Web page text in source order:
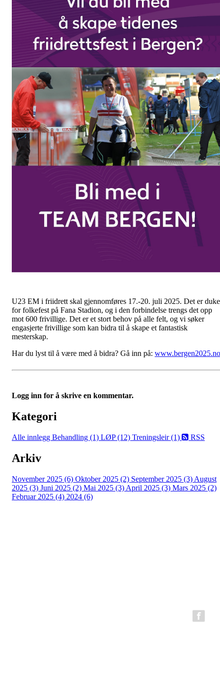
U23 EM i friidrett skal gjennomføres 17.-20. juli 2025. Det er
for folkefest på Fana Stadion, og i den forbindelse trengs det opp
mot 600 frivillige. Det er et stort behov på alle felt, og vi søker
engasjerte frivillige som kan bidra til å skape et fantastisk
mesterskap.
Har du lyst til å være med å bidra? Gå inn på: www.bergen2025.no
Logg inn for å skrive en kommentar.
Kategori
Alle innlegg Behandling (1) LØP (12) Treningsleir (1) RSS
Arkiv
November 2025 (6) Oktober 2025 (2) September 2025 (3) August
2025 (3) Juni 2025 (2) Mai 2025 (3) April 2025 (3) Mars 2025 (2)
Februar 2025 (4) 2024 (6)